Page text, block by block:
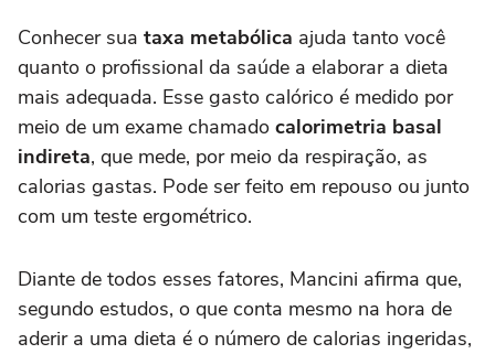
Conhecer sua taxa metabólica ajuda tanto você
quanto o profissional da saúde a elaborar a dieta
mais adequada. Esse gasto calórico é medido por
meio de um exame chamado calorimetria basal
indireta, que mede, por meio da respiração, as
calorias gastas. Pode ser feito em repouso ou junto
com um teste ergométrico.
Diante de todos esses fatores, Mancini afirma que,
segundo estudos, o que conta mesmo na hora de
aderir a uma dieta é o número de calorias ingeridas,